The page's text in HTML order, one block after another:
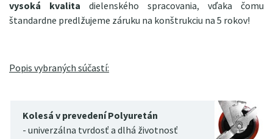
vysoká kvalita dielenského spracovania, vďaka čomu
štandardne predlžujeme záruku na konštrukciu na 5 rokov!
Popis vybraných súčastí:
Kolesá v prevedení Polyuretán
- univerzálna tvrdosť a dlhá životnosť